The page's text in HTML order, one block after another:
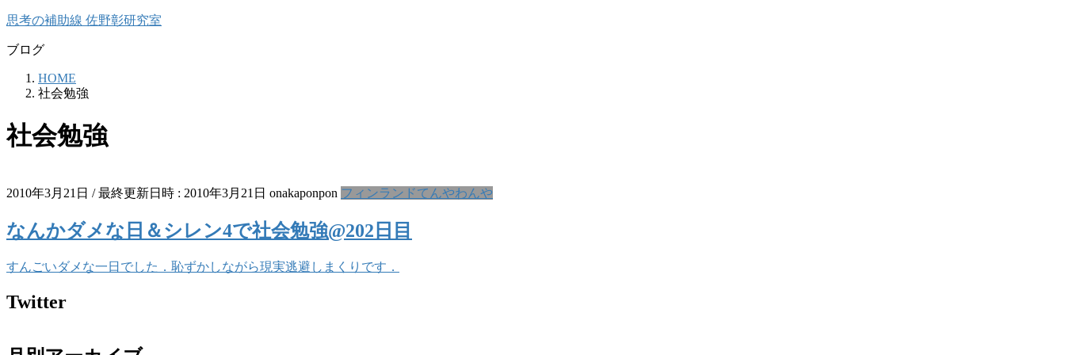
コ
テ
ス
キ
ッ
ナ
ゲ
ン
に
移
思考の補助線 佐野彰研究室
ブログ
HOME
社会勉強
社会勉強
2010年3月21日 / 最終更新日時 : 2010年3月21日 onakaponpon フィンランドてんやわんや
なんかダメな日＆シレン4で社会勉強@202日目
すんごいダメな一日でした．恥ずかしながら現実逃避しまくりです．
Twitter